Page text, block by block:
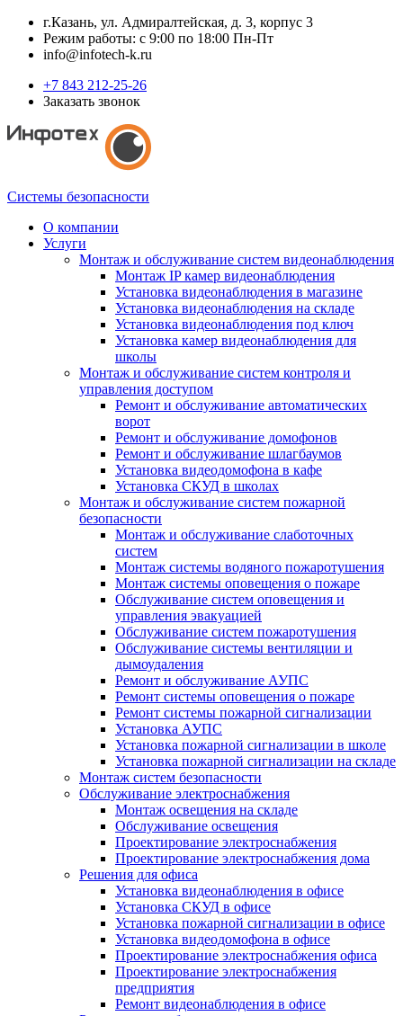
г.Казань, ул. Адмиралтейская, д. 3, корпус 3
Режим работы: с 9:00 по 18:00 Пн-Пт
info@infotech-k.ru
+7 843 212-25-26
Заказать звонок
Системы безопасности
О компании
Услуги
Монтаж и обслуживание систем видеонаблюдения
Монтаж IP камер видеонаблюдения
Установка видеонаблюдения в магазине
Установка видеонаблюдения на складе
Установка видеонаблюдения под ключ
Установка камер видеонаблюдения для
школы
Монтаж и обслуживание систем контроля и
управления доступом
Ремонт и обслуживание автоматических
ворот
Ремонт и обслуживание домофонов
Ремонт и обслуживание шлагбаумов
Установка видеодомофона в кафе
Установка СКУД в школах
Монтаж и обслуживание систем пожарной
безопасности
Монтаж и обслуживание слаботочных
систем
Монтаж системы водяного пожаротушения
Монтаж системы оповещения о пожаре
Обслуживание систем оповещения и
управления эвакуацией
Обслуживание систем пожаротушения
Обслуживание системы вентиляции и
дымоудаления
Ремонт и обслуживание АУПС
Ремонт системы оповещения о пожаре
Ремонт системы пожарной сигнализации
Установка АУПС
Установка пожарной сигнализации в школе
Установка пожарной сигнализации на складе
Монтаж систем безопасности
Обслуживание электроснабжения
Монтаж освещения на складе
Обслуживание освещения
Проектирование электроснабжения
Проектирование электроснабжения дома
Решения для офиса
Установка видеонаблюдения в офисе
Установка СКУД в офисе
Установка пожарной сигнализации в офисе
Установка видеодомофона в офисе
Проектирование электроснабжения офиса
Проектирование электроснабжения
предприятия
Ремонт видеонаблюдения в офисе